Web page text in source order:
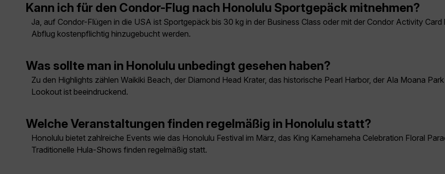
Kann ich für den Condor-Flug nach Honolulu Sportgepäck mitnehmen?
Ja, auf Condor-Flügen in die USA ist Sportgepäck bis 30 kg in der Business Class oder mit der Condor Activity
Abflug kostenpflichtig hinzugebucht werden.
Was sollte man in Honolulu unbedingt gesehen haben?
Zu den Highlights zählen Waikiki Beach, der Diamond Head Krater, das historische Pearl Harbor, der Ala Moana
Lookout ist beeindruckend.
Welche Veranstaltungen finden regelmäßig in Honolulu statt?
Honolulu bietet zahlreiche Events wie das Honolulu Festival im März, das King Kamehameha Celebration Floral
Traditionelle Hula-Shows finden regelmäßig statt.